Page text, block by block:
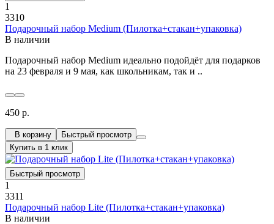
1
3310
Подарочный набор Medium (Пилотка+стакан+упаковка)
В наличии
Подарочный набор Medium идеально подойдёт для подарков
на 23 февраля и 9 мая, как школьникам, так и ..
450 р.
В корзину
Быстрый просмотр
Купить в 1 клик
Быстрый просмотр
1
3311
Подарочный набор Lite (Пилотка+стакан+упаковка)
В наличии